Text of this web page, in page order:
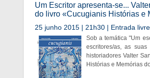
Um Escritor apresenta-se...
do livro «Cucugianis Histórias e
25 junho 2015 | 21h30 | Entrada livre
Sob a temática "Um
escritores/as, as
historiadores Valter
Histórias e Memórias